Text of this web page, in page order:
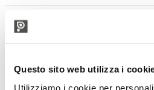
Questo sito web utilizza i
Utilizziamo i cookie per
Mostimetro Vino Guyot
Il mostimetro Guyot è un attrezzo
Polsinelliche rende il processo di
scala, gialla per gli zuccheri (0/30),
celeste per i gradi Baumé (0/18),